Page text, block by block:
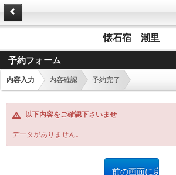
懐石宿 潮里
予約フォーム
内容入力 内容確認 予約完了
以下内容をご確認下さいませ
データがありません。